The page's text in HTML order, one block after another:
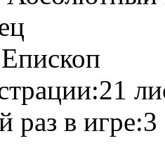
Епископ
21
раз в игре:3